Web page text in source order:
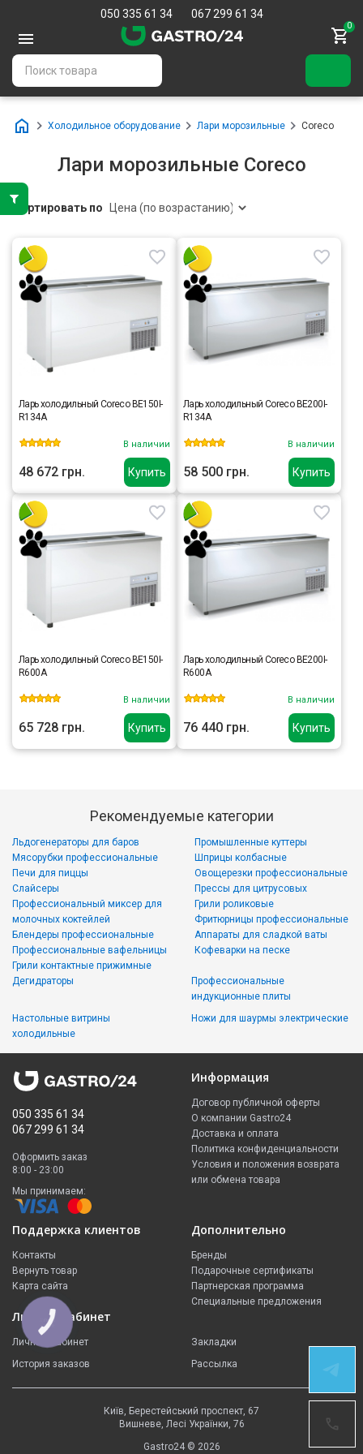
050 335 61 34 067 299 61 34
0
Холодильное оборудование Лари морозильные Coreco
Лари морозильные Coreco
Сортировать по
Купить
Ларь холодильный Coreco BE150I-
R134A
В наличии
48 672 грн. Купить
Ларь холодильный Coreco BE200I-
R134A
В наличии
58 500 грн.
Купить
Ларь холодильный Coreco BE150I-
R600A
В наличии
65 728 грн. Купить
Ларь холодильный Coreco BE200I-
R600A
В наличии
76 440 грн.
Рекомендуемые категории
Льдогенераторы для баров
Мясорубки профессиональные
Печи для пиццы
Слайсеры
Промышленные куттеры
Шприцы колбасные
Овощерезки профессиональные
Прессы для цитрусовых
Профессиональный миксер для
молочных коктейлей
Блендеры профессиональные
Профессиональные вафельницы
Грили контактные прижимные
Грили роликовые
Фритюрницы профессиональные
Аппараты для сладкой ваты
Кофеварки на песке
Дегидраторы
Настольные витрины
холодильные
Профессиональные
индукционные плиты
Ножи для шаурмы электрические
050 335 61 34
067 299 61 34
Оформить заказ
8:00 - 23:00
Мы принимаем:
Информация
Договор публичной оферты
О компании Gastro24
Доставка и оплата
Политика конфиденциальности
Условия и положения возврата
или обмена товара
Поддержка клиентов
Контакты
Вернуть товар
Карта сайта
Дополнительно
Бренды
Подарочные сертификаты
Партнерская программа
Специальные предложения
Личный кабинет
Личный кабинет
История заказов
Закладки
Рассылка
Київ, Берестейський проспект, 67
Вишневе, Лесі Українки, 76
Gastro24 © 2026
КНОПКА
ЗВ'ЯЗКУ